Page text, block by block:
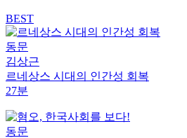
BEST
동문
김상근
르네상스 시대의 인간성 회복
27분
동문